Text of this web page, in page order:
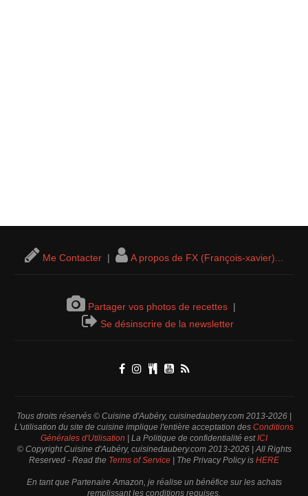
Me Contacter | A propos de FX (François-xavier)...
Partager vos photos de recettes |
Se désinscrire de la newsletter
Tous droits réservés © Cuisine d'Aubéry, cuisinedaubery.com 2013-2026 |
L'utilisation du site de cuisine implique l'entière acceptation des Conditions
Générales d'Utilisation | La Politique de confidentialité estICI
© Copyright Cuisine d'Aubéry, cuisinedaubery.com 2013-2026 | All Rights
Reserved - Read the Terms of Service | The Privacy Policy is HERE
En tant que Partenaire Amazon, je réalise un bénéfice sur les achats
remplissant les conditions requises.